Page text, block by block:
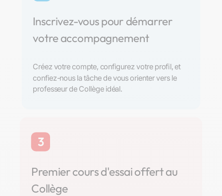
Inscrivez-vous pour démarrer
votre accompagnement
Créez votre compte, configurez votre profil, et
confiez-nous la tâche de vous orienter vers le
professeur de Collège idéal.
3
Premier cours d'essai offert au
Collège